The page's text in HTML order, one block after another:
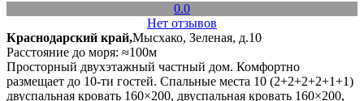
0.0
Нет отзывов
Краснодарский край,Мысхако, Зеленая, д.10
Расстояние до моря: ≈100м
Просторный двухэтажный частный дом. Комфортно
размещает до 10-ти гостей. Спальные места 10 (2+2+2+2+1+1)
двуспальная кровать 160×200, двуспальная кровать 160×200,